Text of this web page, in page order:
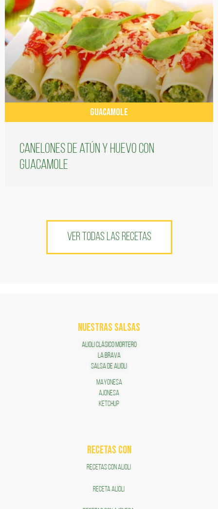
GUACAMOLE
Canelones de atún y huevo con
guacamole
VER TODAS LAS RECETAS
NUESTRAS SALSAS
ALIOLI CLÁSICO MORTERO
LA BRAVA
SALSA DE ALIOLI
MAYONESA
AJONESA
KETCHUP
RECETAS COn
RECETAS CON ALIOLI
RECETA ALIOLI